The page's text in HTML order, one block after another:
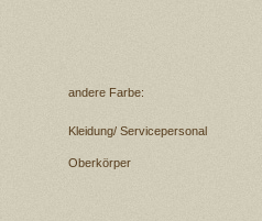
andere Farbe:
Kleidung/ Servicepersonal
Oberkörper